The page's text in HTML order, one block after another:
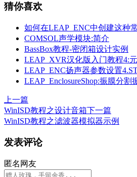
猜你喜欢
如何在LEAP_ENC中创建这种
COMSOL声学模块:简介
BassBox教程-密闭箱设计实例
LEAP_XVR汉化版入门教程4:
LEAP_ENC扬声器参数设置
LEAP_EnclosureShop:振膜分割
上一篇
WinISD教程之设计音箱下一篇
WinISD教程之滤波器模拟器示例
发表评论
匿名网友